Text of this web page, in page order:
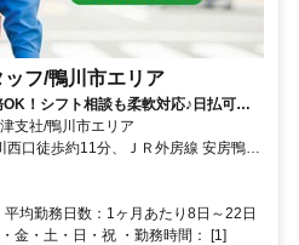
フ/鴨川市エリア
OK！シフト相談も柔軟対応♪日払可◎
支社/鴨川市エリア
西口徒歩約11分、ＪＲ外房線 安房鴨川
海徒歩約53分 直行直帰OK＊交通費
均勤務日数：1ヶ月あたり8日～22日
金・土・日・祝 ・勤務時間： [1]